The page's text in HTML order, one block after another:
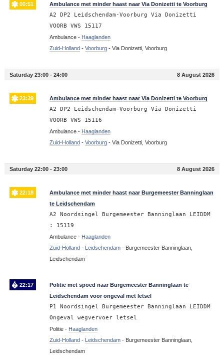
00:51 Ambulance met minder haast naar Via Donizetti te Voorburg
A2 DP2 Leidschendam-Voorburg Via Donizetti
VOORB VWS 15117
Ambulance - Haaglanden
Zuid-Holland- Voorburg- Via Donizetti, Voorburg
Saturday 23:00 - 24:00 8 August 2026
23:39 Ambulance met minder haast naar Via Donizetti te Voorburg
A2 DP2 Leidschendam-Voorburg Via Donizetti
VOORB VWS 15116
Ambulance - Haaglanden
Zuid-Holland- Voorburg- Via Donizetti, Voorburg
Saturday 22:00 - 23:00 8 August 2026
22:18
Ambulance met minder haast naar Burgemeester Banninglaan
te Leidschendam
A2 Noordsingel Burgemeester Banninglaan LEIDDM
: 15119
Ambulance - Haaglanden
Zuid-Holland- Leidschendam- Burgemeester Banninglaan,
Leidschendam
22:17
Politie met spoed naar Burgemeester Banninglaan te
Leidschendam voor ongeval met letsel
P1 Noordsingel Burgemeester Banninglaan LEIDDM
Ongeval wegvervoer letsel
Politie - Haaglanden
Zuid-Holland- Leidschendam- Burgemeester Banninglaan,
Leidschendam